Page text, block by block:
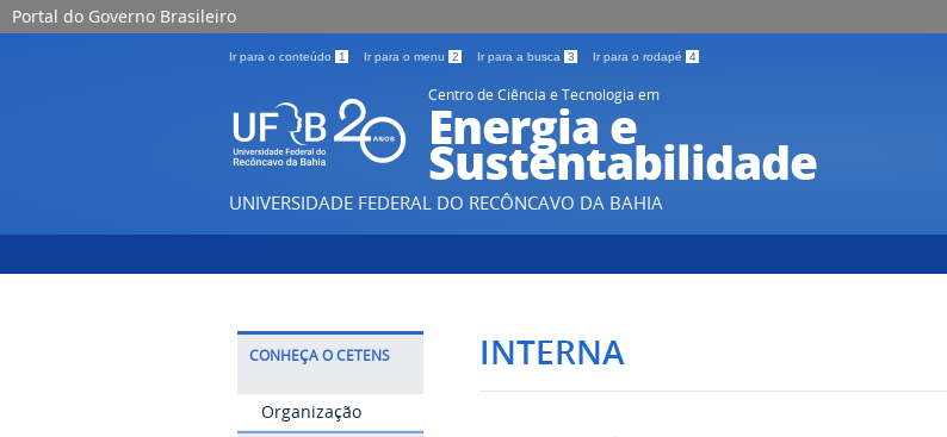
Portal do Governo Brasileiro
Ir para o conteúdo 1 Ir para o menu 2 Ir para a busca 3 Ir para o rodapé 4
Centro de Ciência e Tecnologia em
Energia e
Sustentabilidade
UNIVERSIDADE FEDERAL DO RECÔNCAVO DA BAHIA
CONHEÇA O CETENS
Organização
INTERNA